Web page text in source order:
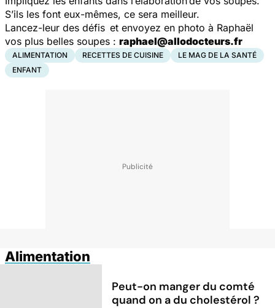
S’ils les font eux-mêmes, ce sera meilleur.
Lancez-leur des défis et envoyez en photo à Raphaël
vos plus belles soupes : raphael@allodocteurs.fr
ALIMENTATION RECETTES DE CUISINE
LE MAG DE LA SANTÉ
ENFANT
Alimentation
Peut-on manger du comté
quand on a du cholestérol ?